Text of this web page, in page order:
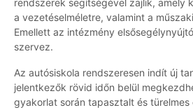
rendszerek segítségével zajlik, amely
a vezetéselméletre, valamint a
Emellett az intézmény
szervez.
Az autósiskola rendszeresen indít új
jelentkezők rövid időn belül
gyakorlat során tapasztalt és